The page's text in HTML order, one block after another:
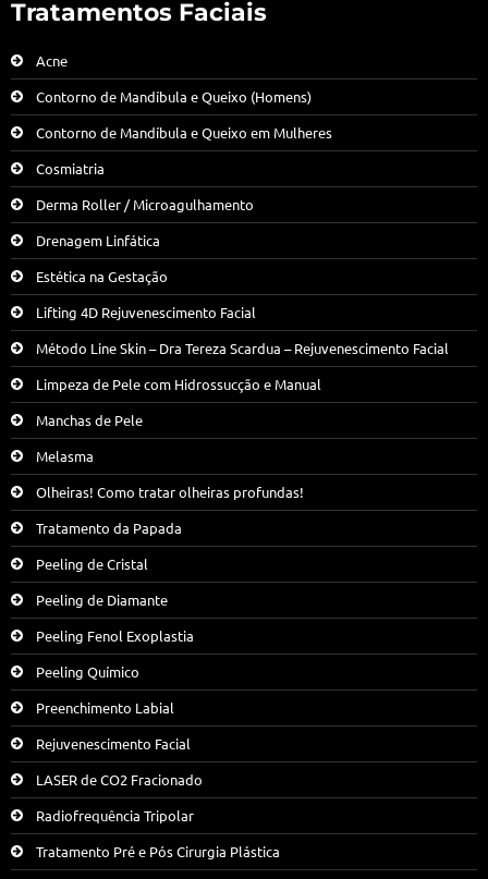
Tratamentos Faciais
Acne
Contorno de Mandíbula e Queixo (Homens)
Contorno de Mandíbula e Queixo em Mulheres
Cosmiatria
Derma Roller / Microagulhamento
Drenagem Linfática
Estética na Gestação
Lifting 4D Rejuvenescimento Facial
Método Line Skin – Dra Tereza Scardua – Rejuvenescimento Facial
Limpeza de Pele com Hidrossucção e Manual
Manchas de Pele
Melasma
Olheiras! Como tratar olheiras profundas!
Tratamento da Papada
Peeling de Cristal
Peeling de Diamante
Peeling Fenol Exoplastia
Peeling Químico
Preenchimento Labial
Rejuvenescimento Facial
LASER de CO2 Fracionado
Radiofrequência Tripolar
Tratamento Pré e Pós Cirurgia Plástica